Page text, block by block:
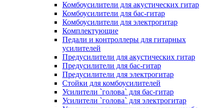
Комбоусилители для акустических гитар
Комбоусилители для бас-гитар
Комбоусилители для электрогитар
Комплектующие
Педали и контроллеры для гитарных
усилителей
Предусилители для акустических гитар
Предусилители для бас-гитар
Предусилители для электрогитар
Стойки для комбоусилителей
Усилители `голова` для бас-гитар
Усилители `голова` для электрогитар